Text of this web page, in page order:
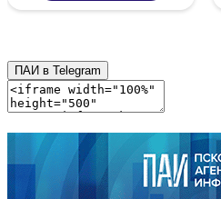
ПАИ в Telegram